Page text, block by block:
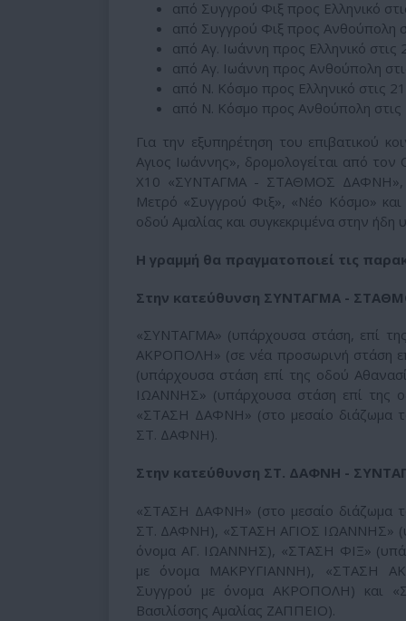
από Συγγρού Φιξ προς Ελληνικό
από Συγγρού Φιξ προς Ανθούπολη
από Αγ. Ιωάννη προς Ελληνικό στις
από Αγ. Ιωάννη προς Ανθούπολη
από Ν. Κόσμο προς Ελληνικό στις
από Ν. Κόσμο προς Ανθούπολη στις
Για την εξυπηρέτηση του επιβατικού
Αγιος Ιωάννης», δρομολογείται από
Χ10 «ΣΥΝΤΑΓΜΑ - ΣΤΑΘΜΟΣ ΔΑΦΝΗ»,
Μετρό «Συγγρού Φιξ», «Νέο Κόσμο» και
οδού Αμαλίας και συγκεκριμένα στην
Η γραμμή θα πραγματοποιεί τις
Στην κατεύθυνση ΣΥΝΤΑΓΜΑ -
«ΣΥΝΤΑΓΜΑ» (υπάρχουσα στάση, επί
ΑΚΡΟΠΟΛΗ» (σε νέα προσωρινή στάση
(υπάρχουσα στάση επί της οδού
ΙΩΑΝΝΗΣ» (υπάρχουσα στάση επί της
«ΣΤΑΣΗ ΔΑΦΝΗ» (στο μεσαίο διάζωμα
ΣΤ. ΔΑΦΝΗ).
Στην κατεύθυνση ΣΤ. ΔΑΦΝΗ -
«ΣΤΑΣΗ ΔΑΦΝΗ» (στο μεσαίο διάζωμα
ΣΤ. ΔΑΦΝΗ), «ΣΤΑΣΗ ΑΓΙΟΣ ΙΩΑΝΝΗΣ»
όνομα ΑΓ. ΙΩΑΝΝΗΣ), «ΣΤΑΣΗ ΦΙΞ»
με όνομα ΜΑΚΡΥΓΙΑΝΝΗ), «ΣΤΑΣΗ
Συγγρού με όνομα ΑΚΡΟΠΟΛΗ) και
Βασιλίσσης Αμαλίας ΖΑΠΠΕΙΟ).